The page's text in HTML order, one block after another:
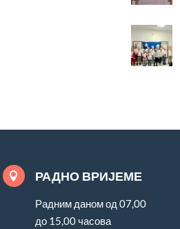
 РАДНО ВРИЈЕМЕ
Радним даном од 07,00
до 15,00 часова